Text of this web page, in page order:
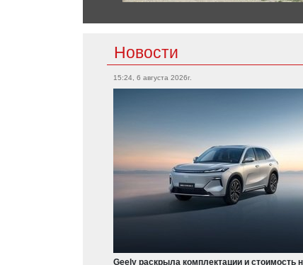
Новости
15:24, 6 августа 2026г.
Geely раскрыла комплектации и стоимость